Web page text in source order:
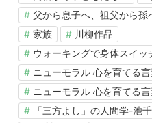
父から息子へ、祖父から孫
家族
川柳作品
ウォーキングで身体スイッ
ニューモラル 心を育てる
ニューモラル 心を育てる
「三方よし」の人間学-池